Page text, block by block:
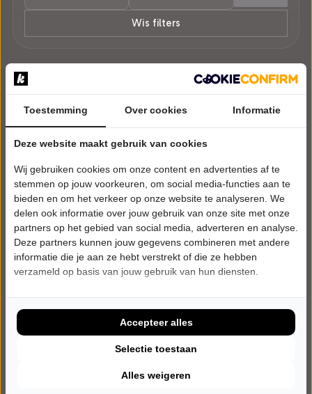
Wis filters
1 voorstelling in Prinsenbeek.
VRIJDAG 9 OKTOBER 2026 • 20:15 UUR
Toestemming Over cookies Informatie
Deze website maakt gebruik van cookies
Wij gebruiken cookies om onze content en advertenties af te
stemmen op jouw voorkeuren, om social media-functies aan te
bieden en om het verkeer op onze website te analyseren. We
delen ook informatie over jouw gebruik van onze site met onze
partners op het gebied van social media, adverteren en analyse.
Deze partners kunnen jouw gegevens combineren met andere
informatie die je aan ze hebt verstrekt of die ze hebben
verzameld op basis van jouw gebruik van hun diensten.
Alles weigeren
Selectie toestaan
Accepteer alles